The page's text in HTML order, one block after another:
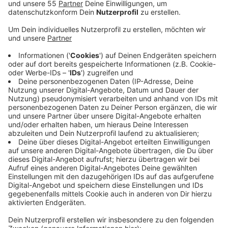
Anzeige
Niederrhein bezeichnet die Wirtschaftslage bei uns am
Niederrhein als äußerst fragil. Die Liste der negativen
Einflüsse ist lang, heißt es von der IHK. Hohe
Energiepreise, mittlerweile zweistellige Inflationsraten
und Fachkräftemangel - Notgedrungen fangen
Verbraucher an, sich einzuschränken. Zwar konnten vor
allem Industriebetriebe von einem großen
Auftragspolster leben, heißt es - aber die Nachfrage
der Kunden lasse langsam nach. Und das könnte noch
schlimmer werden, wenn Unternehmen die höheren
Belastungen an die Kunden weitergeben müssen. Laut
IHK haben das bisher erst etwa zwei Drittel getan.
Mehr als die Hälfte der Unternehmen gehen davon aus,
dass sich ihre wirtschaftliche Lage im kommenden